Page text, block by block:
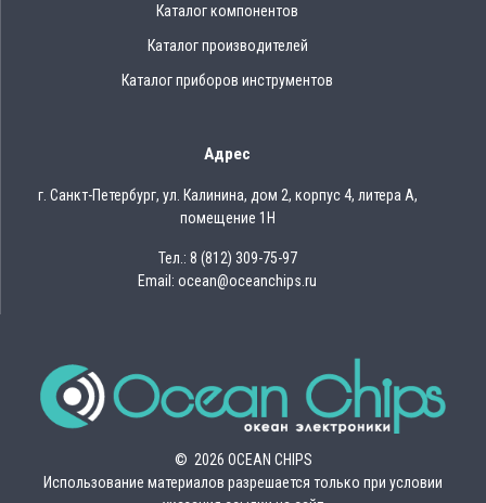
Каталог компонентов
Каталог производителей
Каталог приборов инструментов
Адрес
г. Санкт-Петербург, ул. Калинина, дом 2, корпус 4, литера А,
помещение 1Н
Тел.: 8 (812) 309-75-97
Email: ocean@oceanchips.ru
© 2026 OCEAN CHIPS
Использование материалов разрешается только при условии